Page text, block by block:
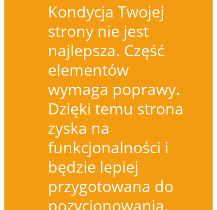
Kondycja Twojej
strony nie jest
najlepsza. Część
elementów
wymaga poprawy.
Dzięki temu strona
zyska na
funkcjonalności i
będzie lepiej
przygotowana do
pozycjonowania.